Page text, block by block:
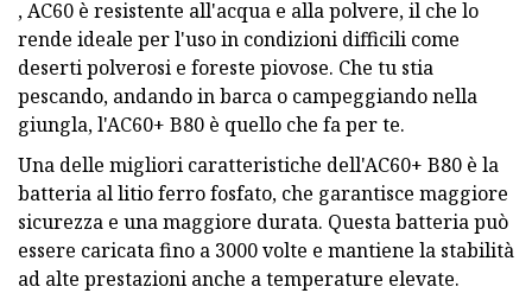
, AC60 è resistente all'acqua e alla polvere, il che lo
rende ideale per l'uso in condizioni difficili come
deserti polverosi e foreste piovose. Che tu stia
pescando, andando in barca o campeggiando nella
giungla, l'AC60+ B80 è quello che fa per te.
Una delle migliori caratteristiche dell'AC60+ B80 è la
batteria al litio ferro fosfato, che garantisce maggiore
sicurezza e una maggiore durata. Questa batteria può
essere caricata fino a 3000 volte e mantiene la stabilità
ad alte prestazioni anche a temperature elevate.